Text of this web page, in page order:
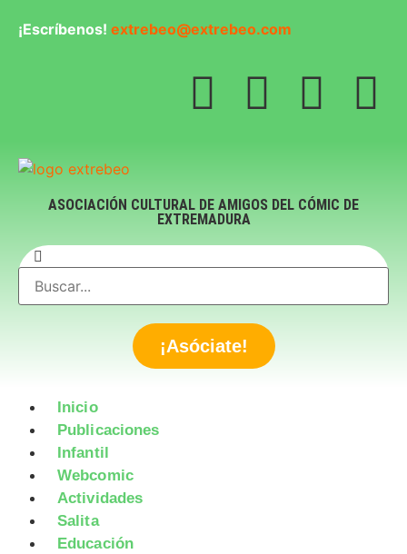
¡Escríbenos! extrebeo@extrebeo.com
ASOCIACIÓN CULTURAL DE AMIGOS DEL CÓMIC DE
EXTREMADURA
¡Asóciate!
Inicio
Publicaciones
Infantil
Webcomic
Actividades
Salita
Educación